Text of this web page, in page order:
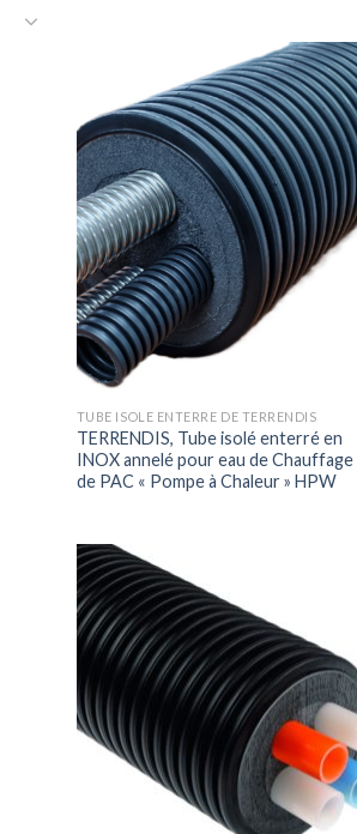
TUBE ISOLE ENTERRE DE TERRENDIS
TERRENDIS, Tube isolé enterré en
INOX annelé pour eau de Chauffage
de PAC « Pompe à Chaleur » HPW